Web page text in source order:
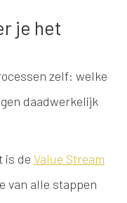
je het
zelf: welke
daadwerkelijk
is de Value Stream
van alle stappen